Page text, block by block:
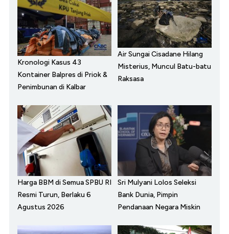
Kronologi Kasus 43
Kontainer Balpres di Priok &
Penimbunan di Kalbar
Air Sungai Cisadane Hilang
Misterius, Muncul Batu-batu
Raksasa
Harga BBM di Semua SPBU RI
Resmi Turun, Berlaku 6
Agustus 2026
Sri Mulyani Lolos Seleksi
Bank Dunia, Pimpin
Pendanaan Negara Miskin